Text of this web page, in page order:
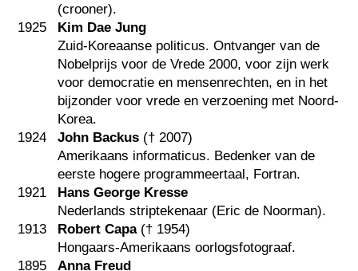
(crooner).
1925
Kim Dae Jung
Zuid-Koreaanse politicus. Ontvanger van de
Nobelprijs voor de Vrede 2000, voor zijn werk
voor democratie en mensenrechten, en in het
bijzonder voor vrede en verzoening met Noord-
Korea.
1924
John Backus (†2007)
Amerikaans informaticus. Bedenker van de
eerste hogere programmeertaal, Fortran.
1921
Hans George Kresse
Nederlands striptekenaar (Eric de Noorman).
1913
Robert Capa(† 1954)
Hongaars-Amerikaans oorlogsfotograaf.
1895
Anna Freud